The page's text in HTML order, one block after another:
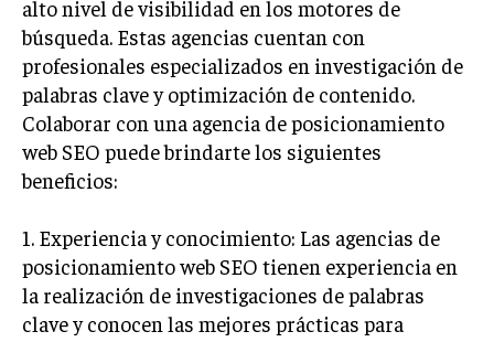
CALIDAD Y MEJORA CONTINUA
TALENTOS
RECURSOS HUMANOS Y GESTIÓN DEL
TALENTO
COMPENSACIÓN Y BENEFICIOS
RECLUTAMIENTO Y SELECCIÓN
DESARROLLO DE PERSONAL
GESTIÓN DEL DESEMPEÑO
CULTURA Y CLIMA ORGANIZACIONAL
alto nivel de visibilidad en los motores de
búsqueda. Estas agencias cuentan con
profesionales especializados en investigación de
palabras clave y optimización de contenido.
Colaborar con una agencia de posicionamiento
web SEO puede brindarte los siguientes
beneficios:
1. Experiencia y conocimiento: Las agencias de
posicionamiento web SEO tienen experiencia en
la realización de investigaciones de palabras
clave y conocen las mejores prácticas para